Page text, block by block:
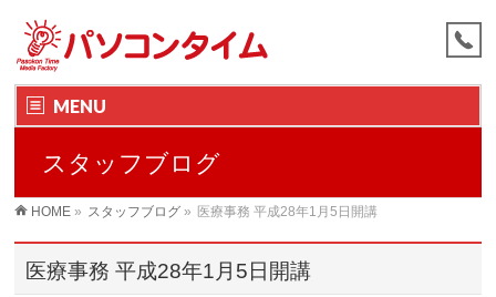
MENU
スタッフブログ
HOME » スタッフブログ » 医療事務 平成28年1月5日開講
医療事務 平成28年1月5日開講